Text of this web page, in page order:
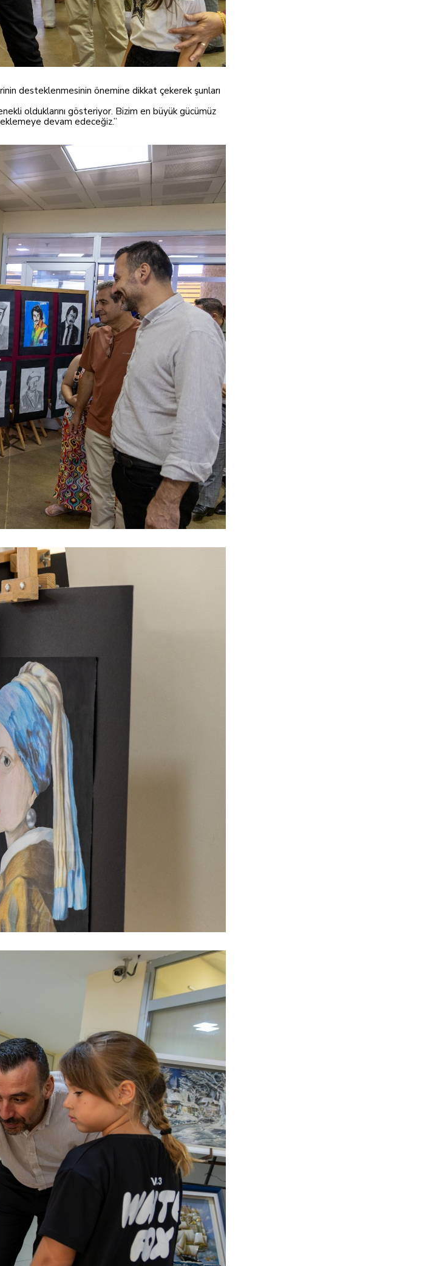
desteklenmesinin önemine dikkat çekerek şunları
olduklarını gösteriyor. Bizim en büyük gücümüz
devam edeceğiz.”